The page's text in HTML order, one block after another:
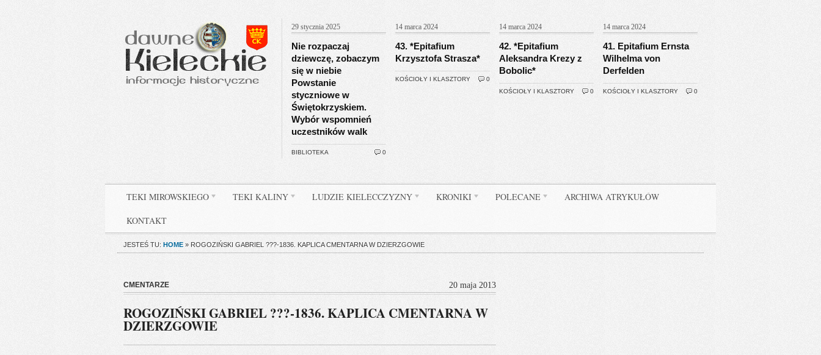
29 stycznia 2025
Nie rozpaczaj
dziewczę, zobaczym
się w niebie
Powstanie
styczniowe w
Świętokrzyskiem.
Wybór wspomnień
uczestników walk
BIBLIOTEKA 0
14 marca 2024
43. *Epitafium
Krzysztofa Strasza*
KOŚCIOŁY I KLASZTORY 0
14 marca 2024
42. *Epitafium
Aleksandra Krezy z
Bobolic*
KOŚCIOŁY I KLASZTORY 0
14 marca 2024
41. Epitafium Ernsta
Wilhelma von
Derfelden
KOŚCIOŁY I KLASZTORY 0
TEKI MIROWSKIEGO TEKI KALINY LUDZIE KIELECCZYZNY KRONIKI POLECANE ARCHIWA ATRYKUŁÓW
KONTAKT
JESTEŚ TU: HOME » ROGOZIŃSKI GABRIEL ???-1836. KAPLICA CMENTARNA W DZIERZGOWIE
CMENTARZE 20 maja 2013
ROGOZIŃSKI GABRIEL ???-1836. KAPLICA CMENTARNA W
DZIERZGOWIE